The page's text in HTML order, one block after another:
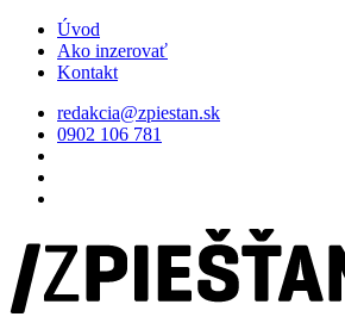
Úvod
Ako inzerovať
Kontakt
redakcia@zpiestan.sk
0902 106 781